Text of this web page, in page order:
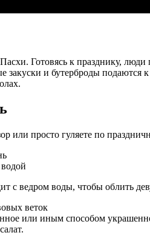
Готовясь к празднику,
закуски и бутерброды
или просто гуляете по
с ведром воды, чтобы облить
веток
или иным способом